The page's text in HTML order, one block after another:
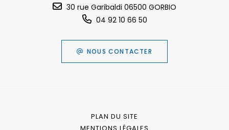
30 rue Garibaldi 06500 GORBIO
04 92 10 66 50
NOUS CONTACTER
PLAN DU SITE